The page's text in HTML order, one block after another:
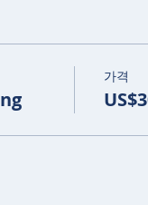
가격